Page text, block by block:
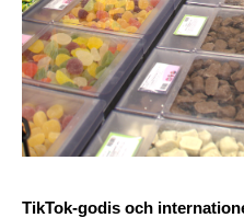
TikTok-godis och